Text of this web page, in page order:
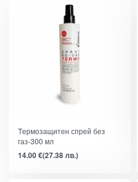
Tермозащитен спрей без
газ-300 мл
14.00€(27.38 лв.)